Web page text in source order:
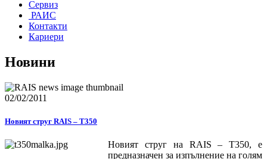
Сервиз
РАИС
Контакти
Кариери
Новини
02/02/2011
Новият струг RAIS – Т350
Новият струг на RAIS – Т350, е
предназначен за изпълнение на голям